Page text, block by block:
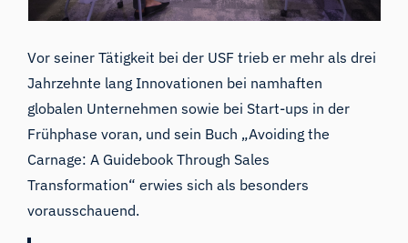
Vor seiner Tätigkeit bei der USF trieb er mehr als drei
Jahrzehnte lang Innovationen bei namhaften
globalen Unternehmen sowie bei Start-ups in der
Frühphase voran, und sein Buch „Avoiding the
Carnage: A Guidebook Through Sales
Transformation“ erwies sich als besonders
vorausschauend.